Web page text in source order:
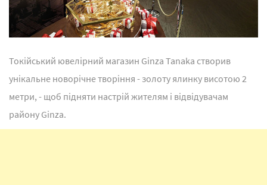
Токійський ювелірний магазин Ginza Tanaka створив
унікальне новорічне творіння - золоту ялинку висотою 2
метри, - щоб підняти настрій жителям і відвідувачам
району Ginza.